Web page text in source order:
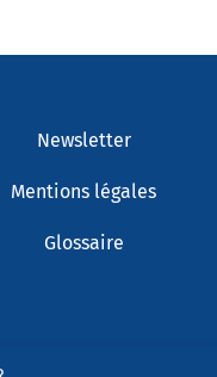
Newsletter
Mentions légales
Glossaire